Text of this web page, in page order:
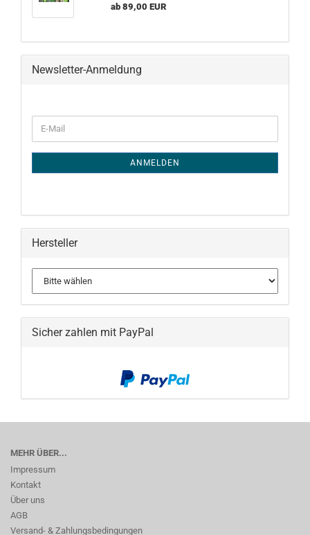
ab 89,00 EUR
Newsletter-Anmeldung
ZUR
NEWSLETTER-
E-
Mail
ANMELDEN
Hersteller
Sicher zahlen mit PayPal
MEHR ÜBER...
Impressum
Kontakt
Über uns
AGB
Versand- & Zahlungsbedingungen